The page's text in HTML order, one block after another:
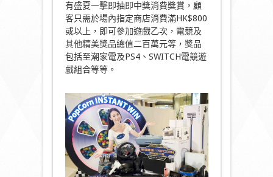
有盛夏一擊即抽即中獎消費獎賞，顧
客只需於場內指定商店消費滿HK$800
或以上，即可參加遊戲乙次，電競及
其他精美獎品總值二百萬元等，獎品
包括至潮家電及PS4、SWITCH電競遊
戲組合等等。